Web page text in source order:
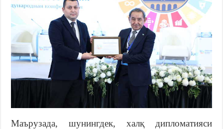
Маърузада, шунингдек, халқ дипломатияси